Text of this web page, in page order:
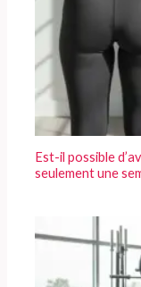
Est-il possible
seulement une